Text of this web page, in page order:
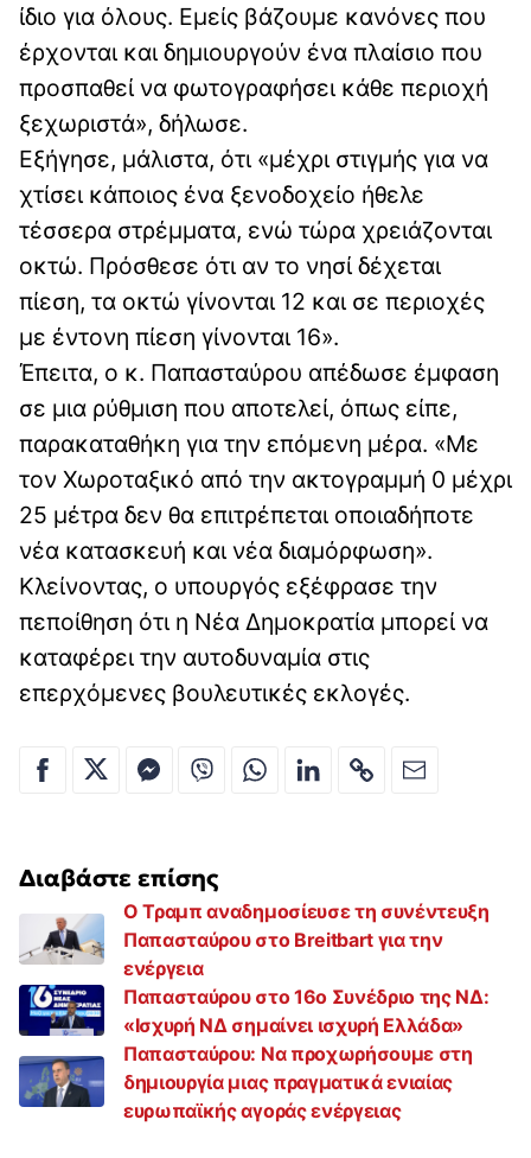
ίδιο για όλους. Εμείς βάζουμε κανόνες που
έρχονται και δημιουργούν ένα πλαίσιο που
προσπαθεί να φωτογραφήσει κάθε περιοχή
ξεχωριστά», δήλωσε.
Εξήγησε, μάλιστα, ότι «μέχρι στιγμής για να
χτίσει κάποιος ένα ξενοδοχείο ήθελε
τέσσερα στρέμματα, ενώ τώρα χρειάζονται
οκτώ. Πρόσθεσε ότι αν το νησί δέχεται
πίεση, τα οκτώ γίνονται 12 και σε περιοχές
με έντονη πίεση γίνονται 16».
Έπειτα, ο κ. Παπασταύρου απέδωσε έμφαση
σε μια ρύθμιση που αποτελεί, όπως είπε,
παρακαταθήκη για την επόμενη μέρα. «Με
τον Χωροταξικό από την ακτογραμμή 0 μέχρι
25 μέτρα δεν θα επιτρέπεται οποιαδήποτε
νέα κατασκευή και νέα διαμόρφωση».
Κλείνοντας, ο υπουργός εξέφρασε την
πεποίθηση ότι η Νέα Δημοκρατία μπορεί να
καταφέρει την αυτοδυναμία στις
επερχόμενες βουλευτικές εκλογές.
Διαβάστε επίσης
Ο Τραμπ αναδημοσίευσε τη συνέντευξη
Παπασταύρου στο Breitbart για την
ενέργεια
Παπασταύρου στο 16ο Συνέδριο της ΝΔ:
«Ισχυρή ΝΔ σημαίνει ισχυρή Ελλάδα»
Παπασταύρου: Να προχωρήσουμε στη
δημιουργία μιας πραγματικά ενιαίας
ευρωπαϊκής αγοράς ενέργειας